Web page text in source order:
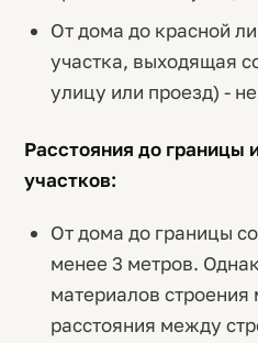
От дома до красной
участка, выходящая
улицу или проезд) -
Расстояния до границы
участков:
От дома до границы
менее 3 метров.
материалов
расстояния между